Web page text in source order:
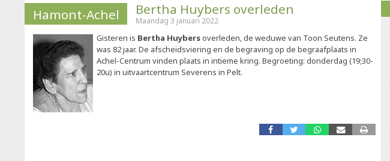
Hamont-Achel Bertha Huybers overleden
Maandag 3 januari 2022
Gisteren is Bertha Huybersoverleden, de weduwe van Toon Seutens. Ze
was 82 jaar. De afscheidsviering en de begraving op de begraafplaats in
Achel-Centrum vinden plaats in intieme kring. Begroeting: donderdag (19;30-
20u) in uitvaartcentrum Severens in Pelt.